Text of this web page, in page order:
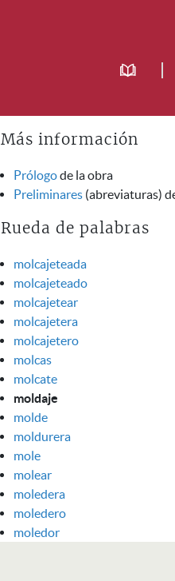
Más información
Prólogode la obra
Preliminares (abreviaturas)
Rueda de palabras
molcajeteada
molcajeteado
molcajetear
molcajetera
molcajetero
molcas
molcate
moldaje
molde
moldurera
mole
molear
moledera
moledero
moledor